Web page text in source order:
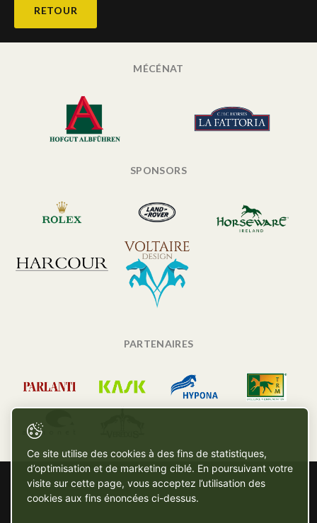
RETOUR
MÉCÉNAT
SPONSORS
PARTENAIRES
Ce site utilise des cookies à des fins de statistiques,
d’optimisation et de marketing ciblé. En poursuivant votre
visite sur cette page, vous acceptez l’utilisation des
cookies aux fins énoncées ci-dessus.